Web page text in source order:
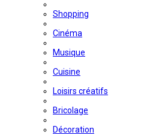
Shopping
Cinéma
Musique
Cuisine
Loisirs créatifs
Bricolage
Décoration